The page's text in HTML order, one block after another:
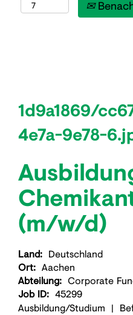
1d9a1869/
4e7a-9e78-
(m/w/d)
Land: Deutschland
Ort: Aachen
Abteilung: Corporate
Job ID: 45299
​Ausbildung/Studium |